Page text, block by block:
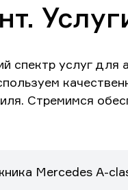
спектр услуг
Стремимся
Mercedes A-